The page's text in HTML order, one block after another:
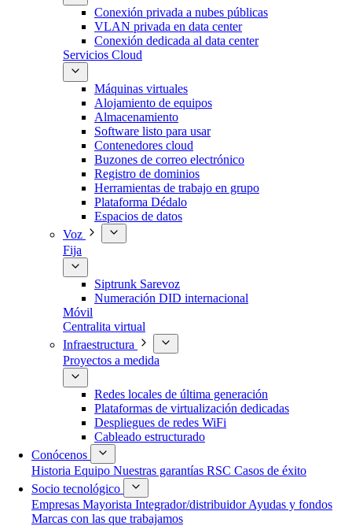
Conexión privada a nubes públicas
VLAN privada en data center
Conexión dedicada al data center
Servicios Cloud
Máquinas virtuales
Alojamiento de equipos
Almacenamiento
Software listo para usar
Contenedores cloud
Buzones de correo electrónico
Registro de dominios
Herramientas de trabajo en grupo
Plataforma Dédalo
Espacios de datos
Voz
Fija
Siptrunk Sarevoz
Numeración DID internacional
Móvil
Centralita virtual
Infraestructura
Proyectos a medida
Redes locales de última generación
Plataformas de virtualización dedicadas
Despliegues de redes WiFi
Cableado estructurado
Conócenos
Historia Equipo Nuestras garantías RSC Casos de éxito
Socio tecnológico
Empresas Mayorista Integrador/distribuidorAyudas y fondos
Marcas con las que trabajamos